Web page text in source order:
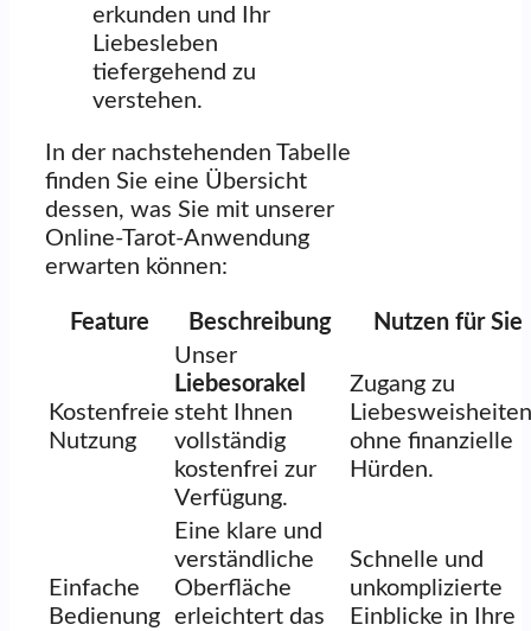
erkunden und Ihr
Liebesleben
tiefergehend zu
verstehen.
In der nachstehenden Tabelle
finden Sie eine Übersicht
dessen, was Sie mit unserer
Online-Tarot-Anwendung
erwarten können:
Feature Beschreibung Nutzen für Sie
Kostenfreie
Nutzung
Unser
Liebesorakel
steht Ihnen
vollständig
kostenfrei zur
Verfügung.
Zugang zu
Liebesweisheiten
ohne finanzielle
Hürden.
Einfache
Bedienung
Eine klare und
verständliche
Oberfläche
erleichtert das
Schnelle und
unkomplizierte
Einblicke in Ihre